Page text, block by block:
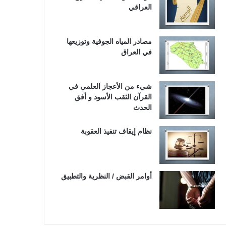
العراقي
مصادر المياه الجوفية وتوزيعها
في العراق
شيء من الأعجاز العلمي في
القرآن الثقب الأسود و أفق
الحدث
نظام إيقاف تنفيذ العقوبة
أوامر القبض / النظرية والتطبيق